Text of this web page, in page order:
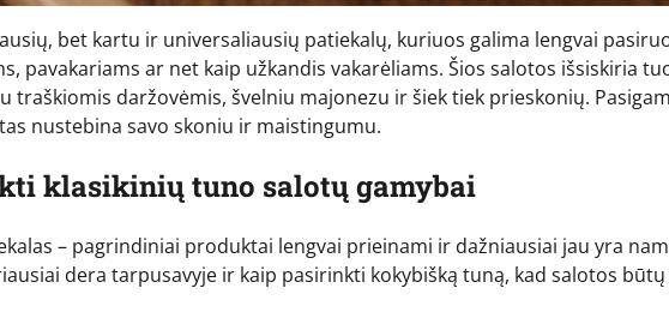
bet kartu ir universaliausių patiekalų, kuriuos galima lengvai
pavakariams ar net kaip užkandis vakarėliams. Šios salotos išsiskiria
traškiomis daržovėmis, švelniu majonezu ir šiek tiek prieskonių.
nustebina savo skoniu ir maistingumu.
klasikinių tuno salotų gamybai
– pagrindiniai produktai lengvai prieinami ir dažniausiai jau yra
dera tarpusavyje ir kaip pasirinkti kokybišką tuną, kad salotos būtų